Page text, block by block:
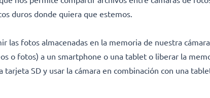
duros donde quiera que estemos.
fotos almacenadas en la memoria de nuestra
o fotos) a un smartphone o una tablet o liberar la
SD y usar la cámara en combinación con una